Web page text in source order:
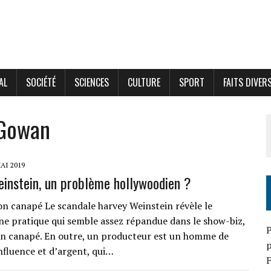
SOCIÉTÉ SCIENCES CULTURE SPORT FAITS
2019
un problème hollywoodien ?
canapé Le scandale harvey Weinstein révèle le
pratique qui semble assez répandue dans le show-biz,
canapé. En outre, un producteur est un homme de
et d’argent, qui…